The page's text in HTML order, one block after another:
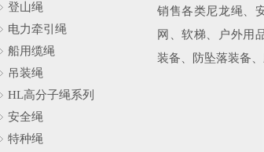
登山绳
电力牵引绳
船用缆绳
吊装绳
HL高分子绳系列
安全绳
特种绳
销售各类尼龙绳、
网、软梯、户外用
装备、防坠落装备